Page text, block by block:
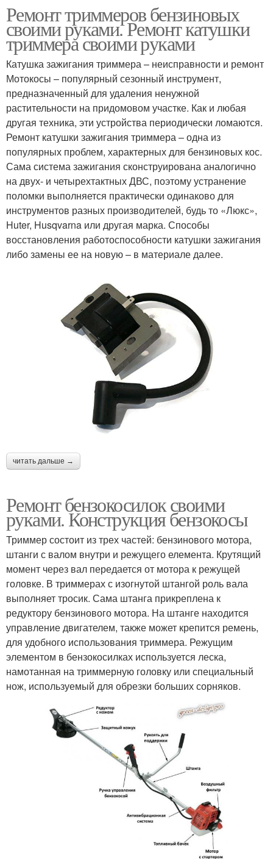
Ремонт триммеров бензиновых
своими руками. Ремонт катушки
триммера своими руками
Катушка зажигания триммера – неисправности и ремонт
Мотокосы – популярный сезонный инструмент,
предназначенный для удаления ненужной
растительности на придомовом участке. Как и любая
другая техника, эти устройства периодически ломаются.
Ремонт катушки зажигания триммера – одна из
популярных проблем, характерных для бензиновых кос.
Сама система зажигания сконструирована аналогично
на двух- и четырехтактных ДВС, поэтому устранение
поломки выполняется практически одинаково для
инструментов разных производителей, будь то «Люкс»,
Huter, Husqvarna или другая марка. Способы
восстановления работоспособности катушки зажигания
либо замены ее на новую – в материале далее.
читать дальше →
Ремонт бензокосилок своими
руками. Конструкция бензокосы
Триммер состоит из трех частей: бензинового мотора,
штанги с валом внутри и режущего елемента. Крутящий
момент через вал передается от мотора к режущей
головке. В триммерах с изогнутой штангой роль вала
выполняет тросик. Сама штанга прикреплена к
редуктору бензинового мотора. На штанге находится
управление двигателем, также может крепится ремень,
для удобного использования триммера. Режущим
элементом в бензокосилках используется леска,
намотанная на триммерную головку или специальный
нож, используемый для обрезки больших сорняков.